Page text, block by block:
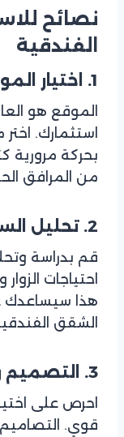
نصائح
الفندقية
1. اختيار الموقع بعناية
الموقع هو
استثمارك.
بحركة مرورية
من المرافق
2. تحليل السوق
قم بدراسة
احتياجات
هذا سيساعدك
الشقق
3. التصميم والجودة
احرص على
قوي. التصاميم